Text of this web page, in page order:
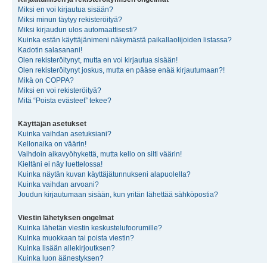
Miksi en voi kirjautua sisään?
Miksi minun täytyy rekisteröityä?
Miksi kirjaudun ulos automaattisesti?
Kuinka estän käyttäjänimeni näkymästä paikallaolijoiden listassa?
Kadotin salasanani!
Olen rekisteröitynyt, mutta en voi kirjautua sisään!
Olen rekisteröitynyt joskus, mutta en pääse enää kirjautumaan?!
Mikä on COPPA?
Miksi en voi rekisteröityä?
Mitä “Poista evästeet” tekee?
Käyttäjän asetukset
Kuinka vaihdan asetuksiani?
Kellonaika on väärin!
Vaihdoin aikavyöhykettä, mutta kello on silti väärin!
Kieltäni ei näy luettelossa!
Kuinka näytän kuvan käyttäjätunnukseni alapuolella?
Kuinka vaihdan arvoani?
Joudun kirjautumaan sisään, kun yritän lähettää sähköpostia?
Viestin lähetyksen ongelmat
Kuinka lähetän viestin keskustelufoorumille?
Kuinka muokkaan tai poista viestin?
Kuinka lisään allekirjoutksen?
Kuinka luon äänestyksen?